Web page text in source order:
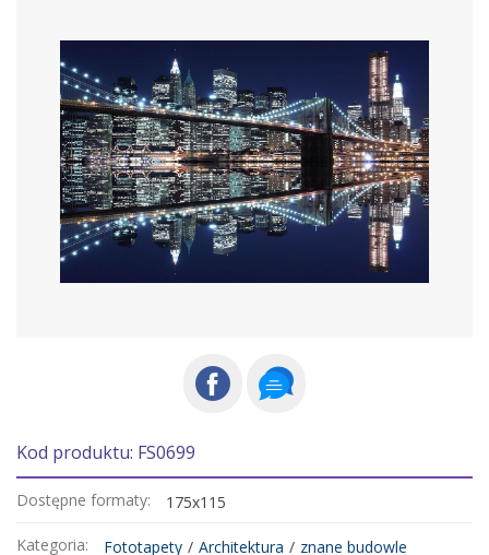
Kod produktu: FS0699
Dostępne formaty: 175x115
Kategoria: Fototapety / Architektura / znane budowle